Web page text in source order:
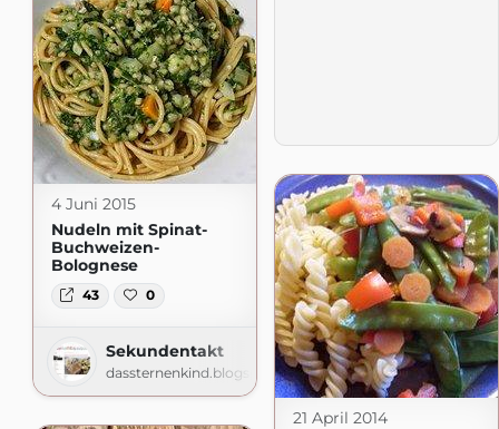
4 Juni 2015
Nudeln mit Spinat-
Buchweizen-
Bolognese
43 0
Sekundentakt
dassternenkind.blogspot.com
21 April 2014